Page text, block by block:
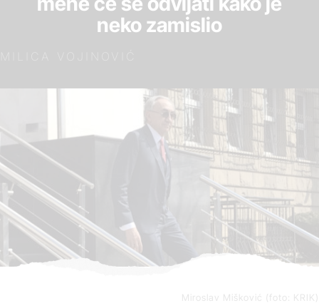
neko zamislio
Miroslav Mišković (foto: KRIK)